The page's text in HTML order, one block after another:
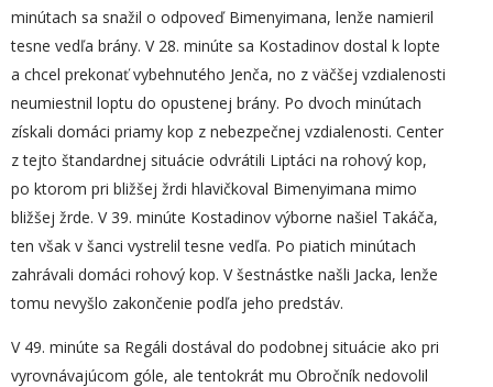
minútach sa snažil o odpoveď Bimenyimana, lenže namieril
tesne vedľa brány. V 28. minúte sa Kostadinov dostal k lopte
a chcel prekonať vybehnutého Jenča, no z väčšej vzdialenosti
neumiestnil loptu do opustenej brány. Po dvoch minútach
získali domáci priamy kop z nebezpečnej vzdialenosti. Center
z tejto štandardnej situácie odvrátili Liptáci na rohový kop,
po ktorom pri bližšej žrdi hlavičkoval Bimenyimana mimo
bližšej žrde. V 39. minúte Kostadinov výborne našiel Takáča,
ten však v šanci vystrelil tesne vedľa. Po piatich minútach
zahrávali domáci rohový kop. V šestnástke našli Jacka, lenže
tomu nevyšlo zakončenie podľa jeho predstáv.
V 49. minúte sa Regáli dostával do podobnej situácie ako pri
vyrovnávajúcom góle, ale tentokrát mu Obročník nedovolil